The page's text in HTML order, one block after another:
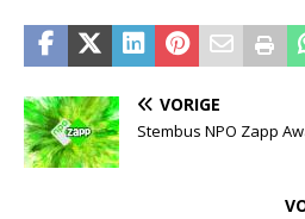
VORIGE
Stembus NPO Zapp